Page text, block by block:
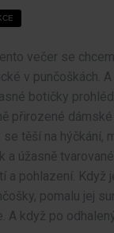
večer se
v punčoškách.
botičky
přirozené
se těší na hýčkání,
a úžasně
a pohlazení. Když
pomalu jej
A když po